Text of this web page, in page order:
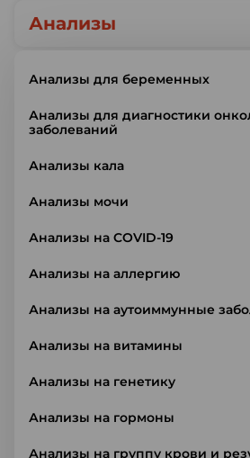
Анализы
Анализы для беременных
Анализы для диагностики
заболеваний
Анализы кала
Анализы мочи
Анализы на COVID-19
Анализы на аллергию
Анализы на аутоиммунные
Анализы на витамины
Анализы на генетику
Анализы на гормоны
Анализы на группу крови и